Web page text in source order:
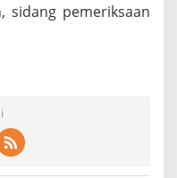
sidang pemeriksaan